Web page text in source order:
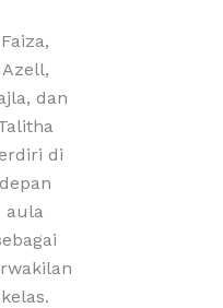
Faiza,
Azell,
dan
di
depan
aula
kelas.